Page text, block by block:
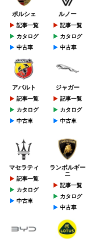
ポルシェ
記事一覧
カタログ
中古車
ルノー
記事一覧
カタログ
中古車
アバルト
記事一覧
カタログ
中古車
ジャガー
記事一覧
カタログ
中古車
マセラティ
記事一覧
カタログ
中古車
ランボルギー
ニ
記事一覧
カタログ
中古車